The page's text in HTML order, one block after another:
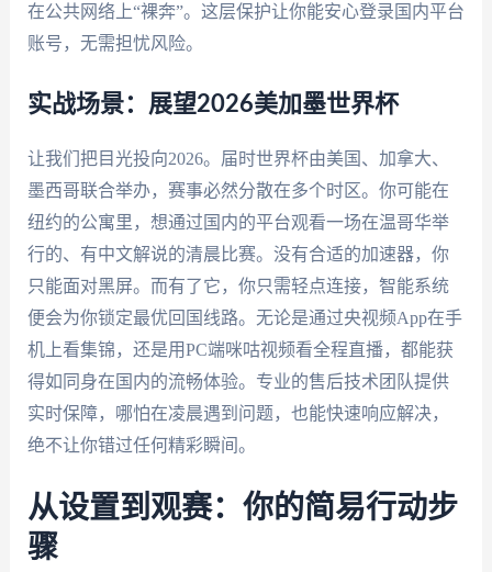
在公共网络上“裸奔”。这层保护让你能安心登录国内平台
账号，无需担忧风险。
实战场景：展望2026美加墨世界杯
让我们把目光投向2026。届时世界杯由美国、加拿大、
墨西哥联合举办，赛事必然分散在多个时区。你可能在
纽约的公寓里，想通过国内的平台观看一场在温哥华举
行的、有中文解说的清晨比赛。没有合适的加速器，你
只能面对黑屏。而有了它，你只需轻点连接，智能系统
便会为你锁定最优回国线路。无论是通过央视频App在手
机上看集锦，还是用PC端咪咕视频看全程直播，都能获
得如同身在国内的流畅体验。专业的售后技术团队提供
实时保障，哪怕在凌晨遇到问题，也能快速响应解决，
绝不让你错过任何精彩瞬间。
从设置到观赛：你的简易行动步
骤